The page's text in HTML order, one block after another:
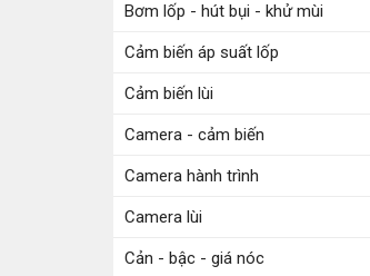
Bơm lốp - hút bụi - khử mùi
Cảm biến áp suất lốp
Cảm biến lùi
Camera - cảm biến
Camera hành trình
Camera lùi
Cản - bậc - giá nóc